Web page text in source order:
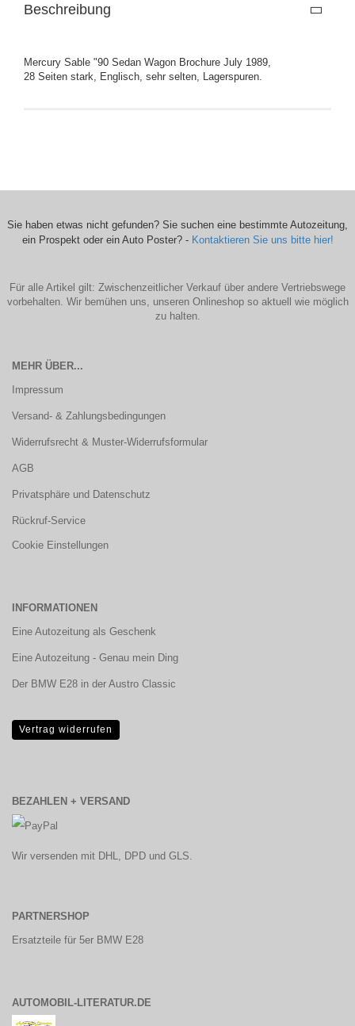
Beschreibung
Mercury Sable "90 Sedan Wagon Brochure July 1989,
28 Seiten stark, Englisch, sehr selten, Lagerspuren.
Sie haben etwas nicht gefunden? Sie suchen eine bestimmte Autozeitung,
ein Prospekt oder ein Auto Poster? - Kontaktieren Sie uns bitte hier!
Für alle Artikel gilt: Zwischenzeitlicher Verkauf über andere Vertriebswege
vorbehalten. Wir bemühen uns, unseren Onlineshop so aktuell wie möglich
zu halten.
MEHR ÜBER...
Impressum
Versand- & Zahlungsbedingungen
Widerrufsrecht & Muster-Widerrufsformular
AGB
Privatsphäre und Datenschutz
Rückruf-Service
Cookie Einstellungen
INFORMATIONEN
Eine Autozeitung als Geschenk
Eine Autozeitung - Genau mein Ding
Der BMW E28 in der Austro Classic
Vertrag widerrufen
BEZAHLEN + VERSAND
Wir versenden mit DHL, DPD und GLS.
PARTNERSHOP
Ersatzteile für 5er BMW E28
AUTOMOBIL-LITERATUR.DE